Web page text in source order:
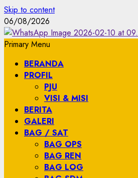
Skip to content
06/08/2026
Primary Menu
BERANDA
PROFIL
PJU
VISI & MISI
BERITA
GALERI
BAG / SAT
BAG OPS
BAG REN
BAG LOG